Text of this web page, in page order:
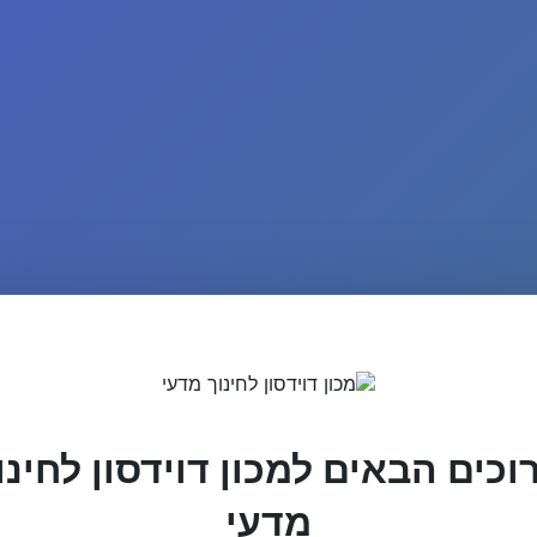
הבאים למכון דוידסון
מדעי